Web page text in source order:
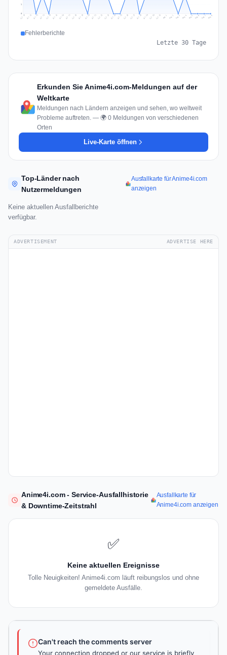
1
Jul 10 Jul 11 Jul 12 Jul 13 Jul 14 Jul 15 Jul 16 Jul 17 Jul 18 Jul 19 Jul 20 Jul 21 Jul 22 Jul 23 Jul 24 Jul 25 Jul 26 Jul 27 Jul 28 Jul 29 Jul 30 Jul 31 Aug 1 Aug 2 Aug 3 Aug 4 Aug 5 Aug 6 Aug 7 Aug 8
Fehlerberichte
Letzte 30 Tage
Erkunden Sie Anime4i.com-Meldungen auf der
Weltkarte
Meldungen nach Ländern anzeigen und sehen, wo weltweit
Probleme auftreten. — 🌍 0 Meldungen von verschiedenen
Orten
Live-Karte öffnen
Top-Länder nach
Nutzermeldungen
Ausfallkarte für Anime4i.com
anzeigen
Keine aktuellen Ausfallberichte
verfügbar.
ADVERTISEMENT ADVERTISE HERE
Anime4i.com - Service-Ausfallhistorie
& Downtime-Zeitstrahl
Ausfallkarte für
Anime4i.com anzeigen
✅
Keine aktuellen Ereignisse
Tolle Neuigkeiten! Anime4i.com läuft reibungslos und ohne
gemeldete Ausfälle.
Can't reach the comments server
Your connection dropped or our service is briefly